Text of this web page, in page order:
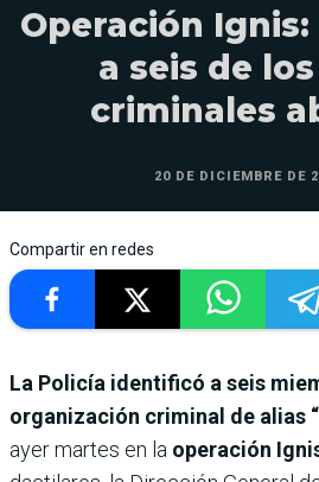
Operación
a seis de
criminales
20 DE DICIEMBRE DE
Compartir en redes
La Policía identificó a seis
organización criminal de alias
ayer martes en la operación